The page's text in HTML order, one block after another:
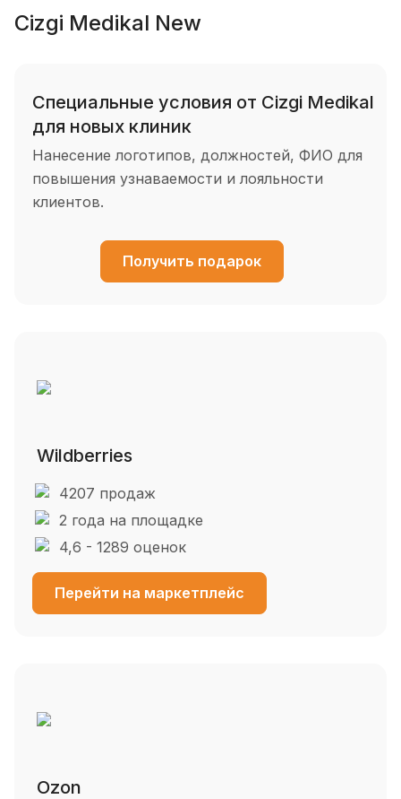
Cizgi Medikal New
Специальные условия от Cizgi Medikal
для новых клиник
Нанесение логотипов, должностей, ФИО для
повышения узнаваемости и лояльности
клиентов.
Получить подарок
Wildberries
4207 продаж
2 года на площадке
4,6 - 1289 оценок
Перейти на маркетплейс
Ozon